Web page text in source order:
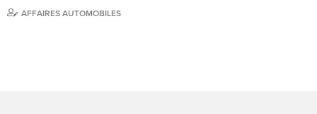
AFFAIRES AUTOMOBILES